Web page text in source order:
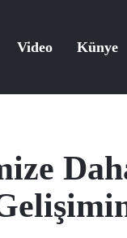
Video Künye